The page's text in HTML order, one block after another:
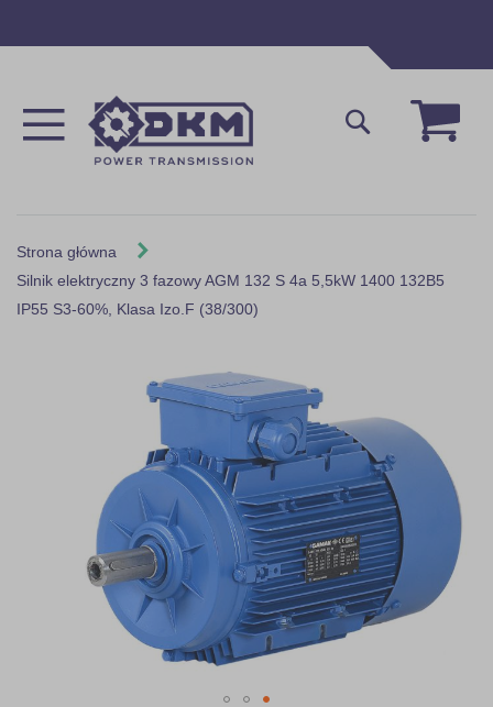
Mój
Szukaj
Strona główna
Silnik elektryczny 3 fazowy AGM 132 S 4a 5,5kW 1400 132B5
IP55 S3-60%, Klasa Izo.F (38/300)